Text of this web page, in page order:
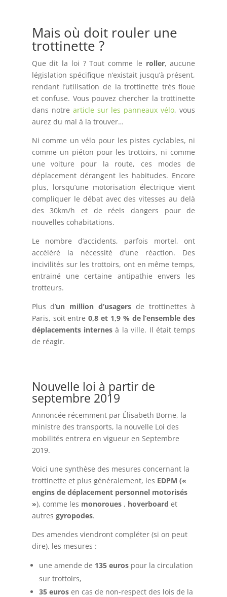
Mais où doit rouler une
trottinette ?
Que dit la loi ? Tout comme le roller, aucune
législation spécifique n’existait jusqu’à présent,
rendant l’utilisation de la trottinette très floue
et confuse. Vous pouvez chercher la trottinette
dans notre article sur les panneaux vélo, vous
aurez du mal à la trouver…
Ni comme un vélo pour les pistes cyclables, ni
comme un piéton pour les trottoirs, ni comme
une voiture pour la route, ces modes de
déplacement dérangent les habitudes. Encore
plus, lorsqu’une motorisation électrique vient
compliquer le débat avec des vitesses au delà
des 30km/h et de réels dangers pour de
nouvelles cohabitations.
Le nombre d’accidents, parfois mortel, ont
accéléré la nécessité d’une réaction. Des
incivilités sur les trottoirs, ont en même temps,
entrainé une certaine antipathie envers les
trotteurs.
Plus d’un million d’usagers de trottinettes à
Paris, soit entre0,8 et 1,9 % de l’ensemble des
déplacements internes à la ville. Il était temps
de réagir.
Nouvelle loi à partir de
septembre 2019
Annoncée récemment par Élisabeth Borne, la
ministre des transports, la nouvelle Loi des
mobilités entrera en vigueur en Septembre
2019.
Voici une synthèse des mesures concernant la
trottinette et plus généralement, les EDPM («
engins de déplacement personnel motorisés
»), comme les monoroues, hoverboard et
autres gyropodes.
Des amendes viendront compléter (si on peut
dire), les mesures :
une amende de 135 eurospour la circulation
sur trottoirs,
35 eurosen cas de non-respect des lois de la